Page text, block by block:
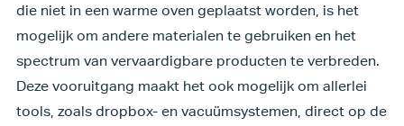
die niet in een warme oven geplaatst worden, is het
mogelijk om andere materialen te gebruiken en het
spectrum van vervaardigbare producten te verbreden.
Deze vooruitgang maakt het ook mogelijk om allerlei
tools, zoals dropbox- en vacuümsystemen, direct op de